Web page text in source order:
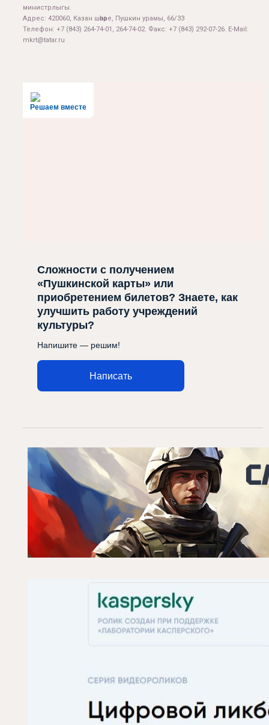
министрлыгы.
Адрес: 420060, Казан шәһәре, Пушкин урамы, 66/33
Телефон: +7 (843) 264-74-01, 264-74-02. Факс: +7 (843) 292-07-26. E-Mail:
mkrt@tatar.ru
Решаем вместе
Сложности с получением
«Пушкинской карты» или
приобретением билетов? Знаете, как
улучшить работу учреждений
культуры?
Напишите — решим!
Написать